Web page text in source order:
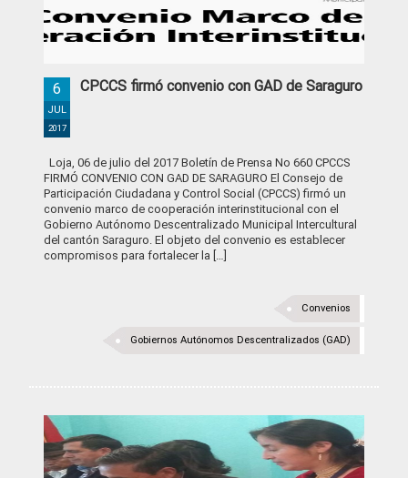
CPCCS firmó convenio con GAD de Saraguro
6
JUL
2017
Loja, 06 de julio del 2017 Boletín de Prensa No 660 CPCCS
FIRMÓ CONVENIO CON GAD DE SARAGURO El Consejo de
Participación Ciudadana y Control Social (CPCCS) firmó un
convenio marco de cooperación interinstitucional con el
Gobierno Autónomo Descentralizado Municipal Intercultural
del cantón Saraguro. El objeto del convenio es establecer
compromisos para fortalecer la […]
Convenios
Gobiernos Autónomos Descentralizados (GAD)